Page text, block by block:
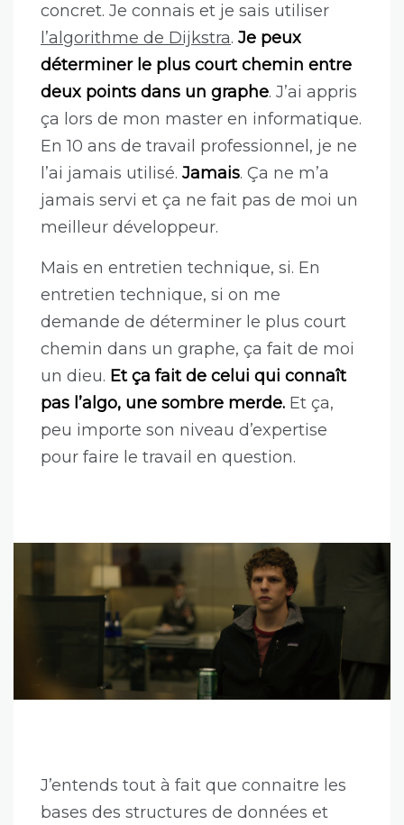
concret. Je connais et je sais utiliser
l’algorithme de Dijkstra. Je peux
déterminer le plus court chemin entre
deux points dans un graphe. J’ai appris
ça lors de mon master en informatique.
En 10 ans de travail professionnel, je ne
l’ai jamais utilisé. Jamais. Ça ne m’a
jamais servi et ça ne fait pas de moi un
meilleur développeur.
Mais en entretien technique, si. En
entretien technique, si on me
demande de déterminer le plus court
chemin dans un graphe, ça fait de moi
un dieu. Et ça fait de celui qui connaît
pas l’algo, une sombre merde. Et ça,
peu importe son niveau d’expertise
pour faire le travail en question.
J’entends tout à fait que connaitre les
bases des structures de données et